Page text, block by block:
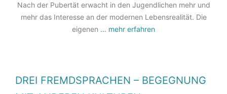
Nach der Pubertät erwacht in den Jugendlichen mehr und
mehr das Interesse an der modernen Lebensrealität. Die
eigenen … mehr erfahren
DREI FREMDSPRACHEN – BEGEGNUNG